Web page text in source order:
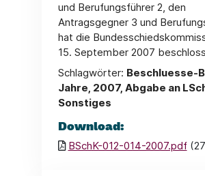
und Berufungsführer 2, den
Antragsgegner 3 und
hat die
15. September 2007
Schlagwörter: Beschluesse-
Jahre, 2007, Abgabe an
Sonstiges
Download:
BSchK-012-014-2007.pdf